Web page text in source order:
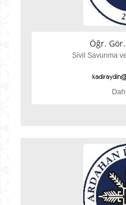
Öğr.
Sivil Savunma